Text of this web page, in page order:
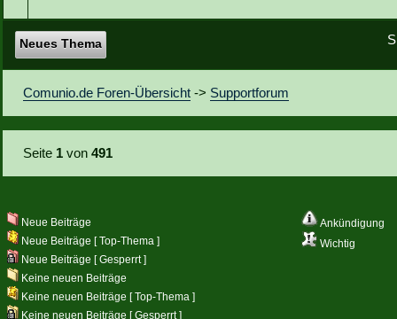
Neues Thema
Comunio.de Foren-Übersicht -> Supportforum
Seite 1 von491
Ankündigung
Wichtig
Neue Beiträge
Neue Beiträge [ Top-Thema ]
Neue Beiträge [ Gesperrt ]
Keine neuen Beiträge
Keine neuen Beiträge [ Top-Thema ]
Keine neuen Beiträge [ Gesperrt ]